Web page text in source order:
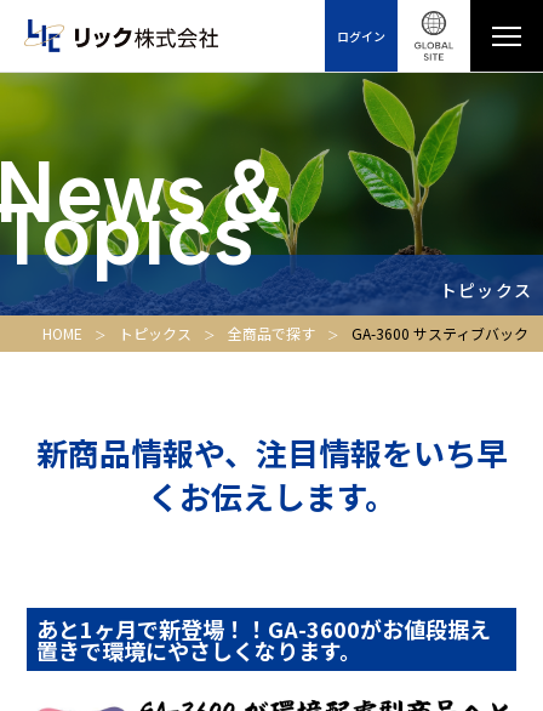
ログイン
＆
トピックス
HOME トピックス 全商品で探す GA-3600 サスティブバック
新商品情報や、注目情報をいち早
くお伝えします。
あと1ヶ月で新登場！！GA-3600がお値段据え
置きで環境にやさしくなります。